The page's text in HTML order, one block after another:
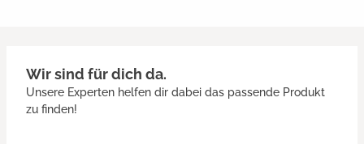
Wir sind für dich da.
Unsere Experten helfen dir dabei das passende Produkt
zu finden!